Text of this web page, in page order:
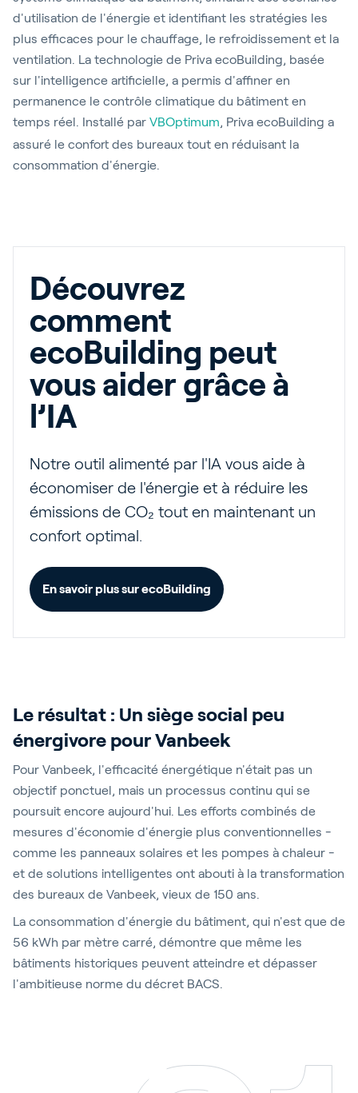
d'utilisation de l'énergie et identifiant les stratégies les
plus efficaces pour le chauffage, le refroidissement et la
ventilation. La technologie de Priva ecoBuilding, basée
sur l'intelligence artificielle, a permis d'affiner en
permanence le contrôle climatique du bâtiment en
temps réel. Installé par VBOptimum, Priva ecoBuilding a
assuré le confort des bureaux tout en réduisant la
consommation d'énergie.
Découvrez
comment
ecoBuilding peut
vous aider grâce à
l’IA
Notre outil alimenté par l'IA vous aide à
économiser de l'énergie et à réduire les
émissions de CO₂ tout en maintenant un
confort optimal.
En savoir plus sur ecoBuilding
Le résultat : Un siège social peu
énergivore pour Vanbeek
Pour Vanbeek, l'efficacité énergétique n'était pas un
objectif ponctuel, mais un processus continu qui se
poursuit encore aujourd'hui. Les efforts combinés de
mesures d'économie d'énergie plus conventionnelles -
comme les panneaux solaires et les pompes à chaleur -
et de solutions intelligentes ont abouti à la transformation
des bureaux de Vanbeek, vieux de 150 ans.
La consommation d'énergie du bâtiment, qui n'est que de
56 kWh par mètre carré, démontre que même les
bâtiments historiques peuvent atteindre et dépasser
l'ambitieuse norme du décret BACS.